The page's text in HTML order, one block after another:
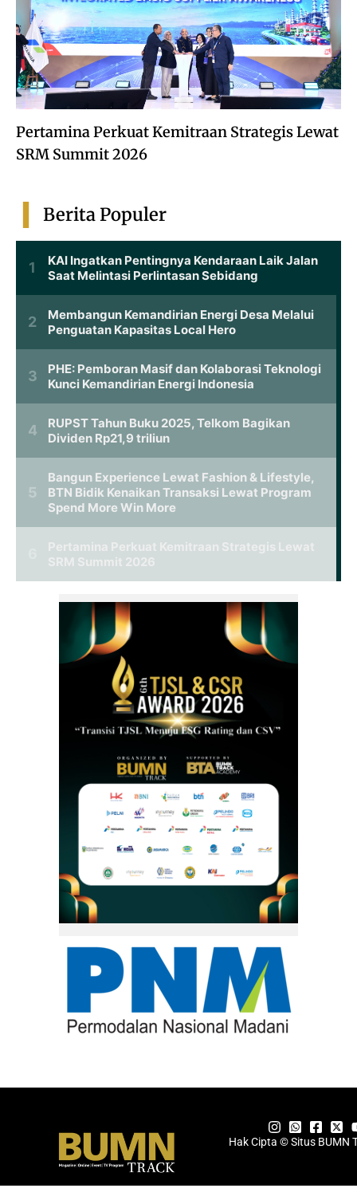
Pertamina Perkuat Kemitraan Strategis Lewat
SRM Summit 2026
Berita Populer
Hak Cipta © Situs BUMN